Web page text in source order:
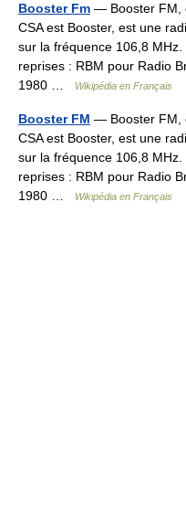
Booster Fm — Booster FM,
CSA est Booster, est une
sur la fréquence 106,8
reprises : RBM pour Radio
1980 …
Wikipédia en Français
Booster FM — Booster FM,
CSA est Booster, est une
sur la fréquence 106,8
reprises : RBM pour Radio
1980 …
Wikipédia en Français